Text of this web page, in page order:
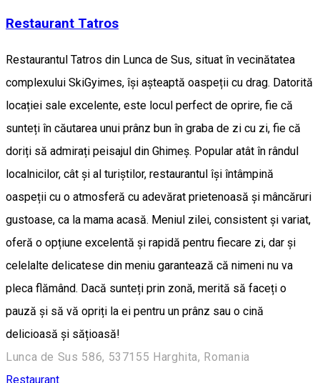
Restaurant Tatros
Restaurantul Tatros din Lunca de Sus, situat în vecinătatea
complexului SkiGyimes, își așteaptă oaspeții cu drag. Datorită
locației sale excelente, este locul perfect de oprire, fie că
sunteți în căutarea unui prânz bun în graba de zi cu zi, fie că
doriți să admirați peisajul din Ghimeș. Popular atât în rândul
localnicilor, cât și al turiștilor, restaurantul își întâmpină
oaspeții cu o atmosferă cu adevărat prietenoasă și mâncăruri
gustoase, ca la mama acasă. Meniul zilei, consistent și variat,
oferă o opțiune excelentă și rapidă pentru fiecare zi, dar și
celelalte delicatese din meniu garantează că nimeni nu va
pleca flămând. Dacă sunteți prin zonă, merită să faceți o
pauză și să vă opriți la ei pentru un prânz sau o cină
delicioasă și sățioasă!
Lunca de Sus 586, 537155 Harghita, Romania
Restaurant